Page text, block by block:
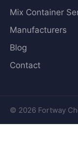
Mix Container
Manufacturers
Blog
Contact
© 2026 Fortway